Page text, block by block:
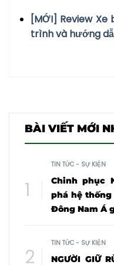
[MỚI] Review Xe
trình và hướng
BÀI VIẾT MỚI
TIN TỨC - SỰ KIỆN
Chinh phục
phá hệ
Đông Nam Á
TIN TỨC - SỰ KIỆN
NGƯỜI GIỮ